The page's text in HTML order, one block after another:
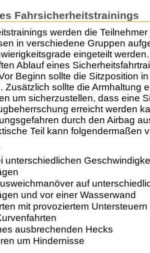
Fahrsicherheitstrainings
werden die
in verschiedene Gruppen
eingeteilt
Ablauf eines
Beginn sollte die Sitzposition
Zusätzlich sollte die Armhaltung
um sicherzustellen, dass eine
erreicht werden
durch den Airbag
Teil kann folgendermaßen
unterschiedlichen
auf
und vor einer Wasserwand
mit provoziertem
ausbrechenden Hecks
um Hindernisse